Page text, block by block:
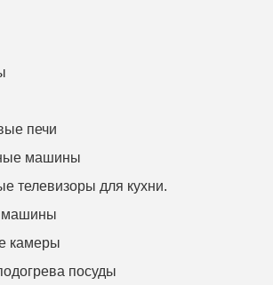
печи
машины
телевизоры для кухни.
машины
камеры
посуды